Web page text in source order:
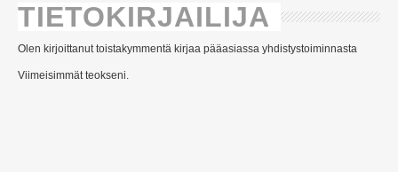
TIETOKIRJAILIJA
Olen kirjoittanut toistakymmentä kirjaa pääasiassa yhdistystoiminnasta
Viimeisimmät teokseni.